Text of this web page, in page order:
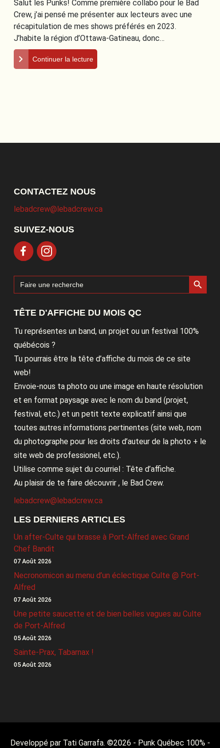
Salut les Punks! Comme première collabo pour le Bad
Crew, j’ai pensé me présenter aux lecteurs avec une
récapitulation de mes shows préférés en 2023.
J’habite la région d’Ottawa-Gatineau, donc…
Continuer la lecture
CONTACTEZ NOUS
lebadcrew@lebadcrew.ca
SUIVEZ-NOUS
Search
for:
Search Button
TÊTE D'AFFICHE DU MOIS QC
Tu représentes un band, un projet ou un festival 100%
québécois ?
Tu pourrais être la tête d’affiche du mois de ce site
web!
Envoie-nous ta photo ou une image en haute résolution
et en format paysage avec le nom du band (projet,
festival, etc.) et un petit texte explicatif ainsi que
toutes autres informations pertinentes (site web, nom
du photographe pour les droits d’auteur de la photo + le
site web de professionel, etc.).
Utilise comme sujet du courriel : Tête d’affiche.
Au plaisir de te faire découvrir , le Bad Crew.
lebadcrew@lebadcrew.ca
LES DERNIERS ARTICLES
Un after-Culte qui brasse à Port-Alfred avec Grand
Chef Bandit
07 Août 2026
Necronomicon au menu d’un éclectique Culte @ Port-
Alfred
07 Août 2026
Une petite saucette et de bien belles vagues au Culte
de Port-Alfred
05 Août 2026
Sainte-Prax, Tabarnax !
05 Août 2026
Developpé par Tati Garrafa. ©2026 - Punk Québec 100% -